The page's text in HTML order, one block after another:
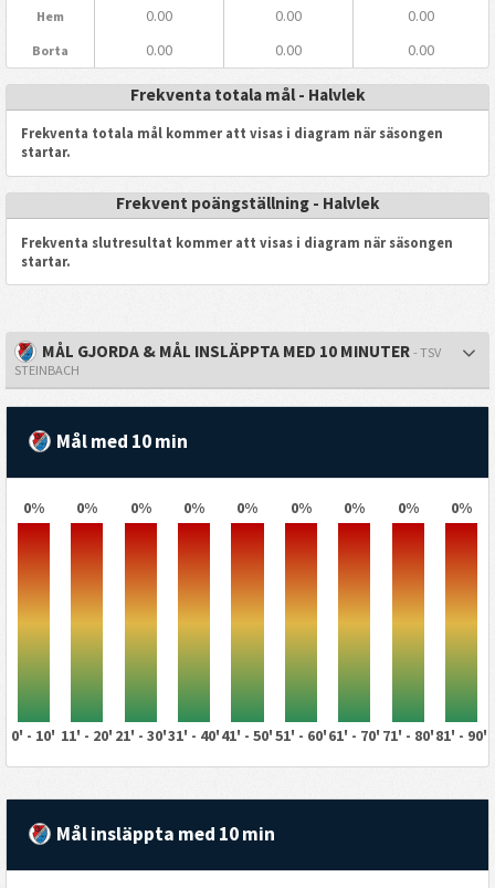
Hem 0.00 0.00 0.00
Borta 0.00 0.00 0.00
Frekventa totala mål - Halvlek
Frekventa totala mål kommer att visas i diagram när säsongen
startar.
Frekvent poängställning - Halvlek
Frekventa slutresultat kommer att visas i diagram när säsongen
startar.
MÅL GJORDA & MÅL INSLÄPPTA MED 10 MINUTER - TSV
STEINBACH
Mål med 10 min
0% 0% 0% 0% 0% 0% 0% 0% 0%
0' - 10' 11' - 20' 21' - 30'31' - 40'41' - 50'51' - 60'61' - 70' 71' - 80'81' - 90'
Mål insläppta med 10 min